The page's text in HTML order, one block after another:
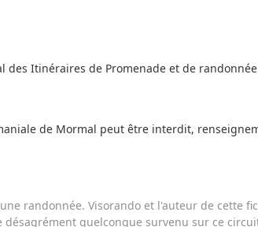
des Itinéraires de Promenade et de
de Mormal peut être interdit,
randonnée. Visorando et l'auteur de cette
quelconque survenu sur ce